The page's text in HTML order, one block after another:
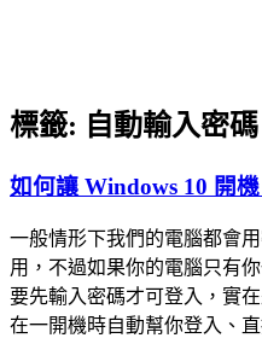
標籤: 自動輸入密碼
如何讓 Windows 10 開
一般情形下我們的電腦都會
用，不過如果你的電腦只有
要先輸入密碼才可登入，實
在一開機時自動幫你登入、